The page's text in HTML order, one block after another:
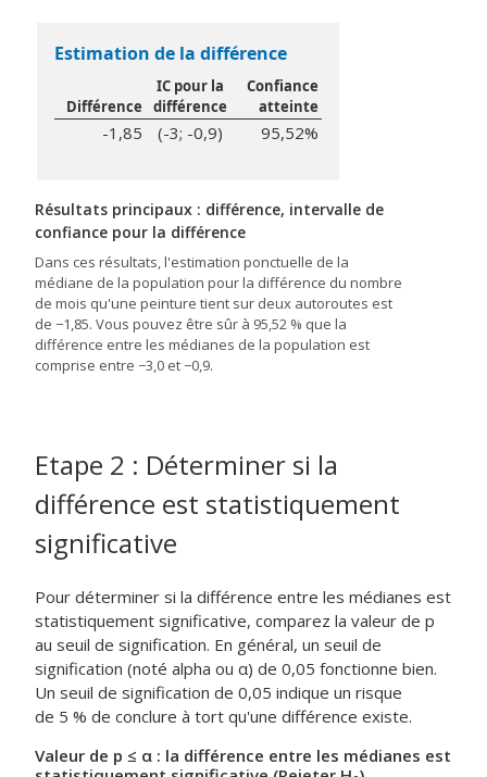
Estimation de la différence
Différence
IC pour la
différence
Confiance
atteinte
-1,85 (-3; -0,9) 95,52%
Résultats principaux : différence, intervalle de
confiance pour la différence
Dans ces résultats, l'estimation ponctuelle de la
médiane de la population pour la différence du nombre
de mois qu'une peinture tient sur deux autoroutes est
de −1,85. Vous pouvez être sûr à 95,52 % que la
différence entre les médianes de la population est
comprise entre −3,0 et −0,9.
Etape 2 : Déterminer si la
différence est statistiquement
significative
Pour déterminer si la différence entre les médianes est
statistiquement significative, comparez la valeur de p
au seuil de signification. En général, un seuil de
signification (noté alpha ou α) de 0,05 fonctionne bien.
Un seuil de signification de 0,05 indique un risque
de 5 % de conclure à tort qu'une différence existe.
Valeur de p ≤ α : la différence entre les médianes est